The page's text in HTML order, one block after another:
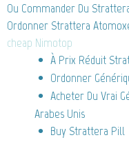
Ou Commander Du
Ordonner Strattera
cheap Nimotop
À Prix Réduit
Ordonner
Acheter Du Vrai
Arabes Unis
Buy Strattera Pill